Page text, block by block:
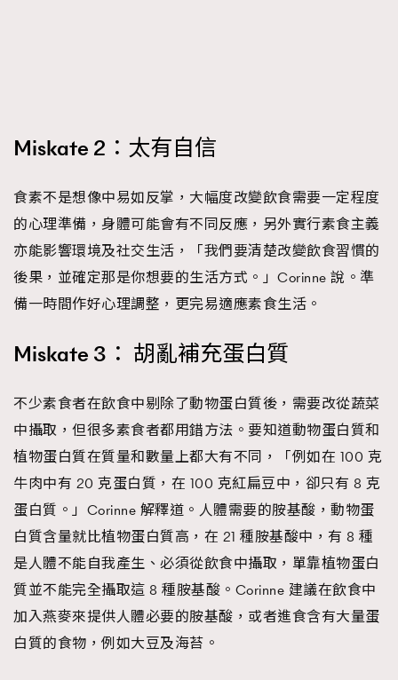
Miskate 2：太有自信
食素不是想像中易如反掌，大幅度改變飲食需要一定程度
的心理準備，身體可能會有不同反應，另外實行素食主義
亦能影響環境及社交生活，「我們要清楚改變飲食習慣的
後果，並確定那是你想要的生活方式。」Corinne 說。準
備一時間作好心理調整，更完易適應素食生活。
Miskate 3： 胡亂補充蛋白質
不少素食者在飲食中剔除了動物蛋白質後，需要改從蔬菜
中攝取，但很多素食者都用錯方法。要知道動物蛋白質和
植物蛋白質在質量和數量上都大有不同，「例如在 100 克
牛肉中有 20 克蛋白質，在 100 克紅扁豆中，卻只有 8 克
蛋白質。」Corinne 解釋道。人體需要的胺基酸，動物蛋
白質含量就比植物蛋白質高，在 21 種胺基酸中，有 8 種
是人體不能自我產生、必須從飲食中攝取，單靠植物蛋白
質並不能完全攝取這 8 種胺基酸。Corinne 建議在飲食中
加入燕麥來提供人體必要的胺基酸，或者進食含有大量蛋
白質的食物，例如大豆及海苔。